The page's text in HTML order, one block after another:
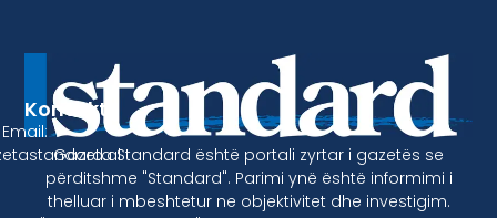
Gazeta Standard është portali zyrtar i gazetës se
përditshme "Standard". Parimi ynë është informimi i
thelluar i mbeshtetur ne objektivitet dhe investigim.
Kontakt
Email: